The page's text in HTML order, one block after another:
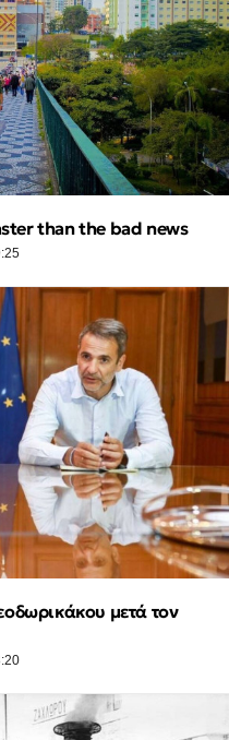
than the bad news
μετά τον